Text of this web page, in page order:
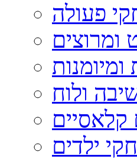
פעולה
ומרוצים
ומיומנות
ולוח
ילדים